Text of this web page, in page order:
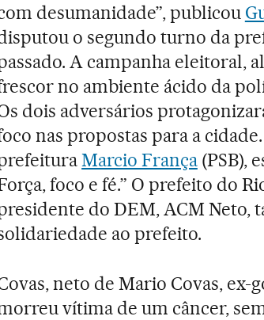
desumanidade”, publicou
o segundo turno da
A campanha eleitoral,
no ambiente ácido da
dois adversários
nas propostas para a
Marcio França(PSB),
foco e fé.” O prefeito do
do DEM, ACM Neto,
ao prefeito.
neto de Mario Covas, ex-
vítima de um câncer,